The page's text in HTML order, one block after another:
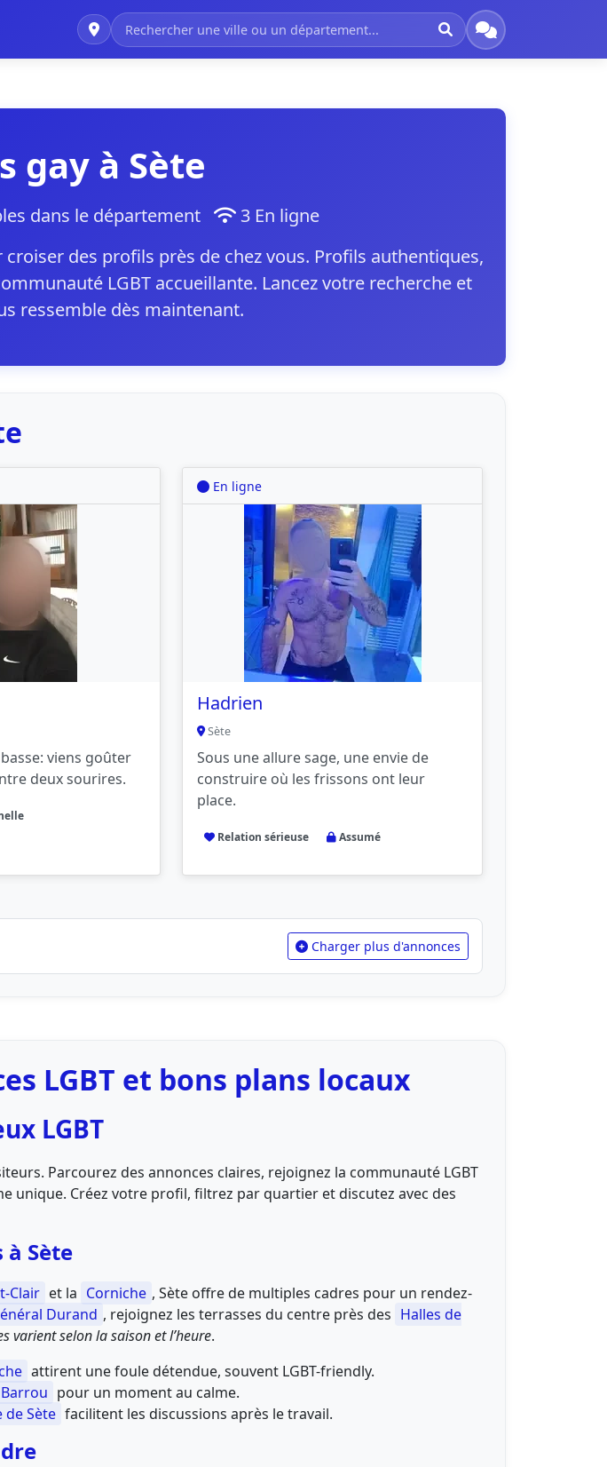
gay à Sète
dans le département
3 En ligne
des profils près de chez vous. Profils authentiques,
LGBT accueillante. Lancez votre recherche et
ressemble dès maintenant.
viens goûter
deux sourires.
En ligne
Hadrien
Sète
Sous une allure sage, une envie de
construire où les frissons ont leur
place.
Relation sérieuse Assumé
Charger plus d'annonces
LGBT et bons plans locaux
LGBT
Parcourez des annonces claires, rejoignez la communauté LGBT
unique. Créez votre profil, filtrez par quartier et discutez avec des
Sète
Clair et la Corniche , Sète offre de multiples cadres pour un rendez-
Durand , rejoignez les terrasses du centre près des Halles de
varient selon la saison et l’heure.
attirent une foule détendue, souvent LGBT-friendly.
Barrou pour un moment au calme.
de Sète facilitent les discussions après le travail.